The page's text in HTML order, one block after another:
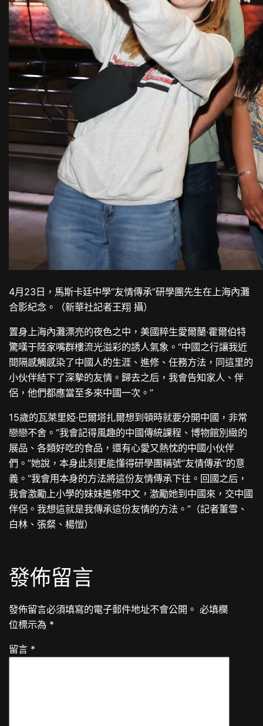
4月23日，馬斯卡廷中學“友情傳承”研學團先生在上海內灘
合影紀念。（新華社記者王翔 攝）
置身上海內灘漂亮的夜色之中，美國粹生愛爾蘭·霍爾伯特
驚嘆于陸家嘴群樓流光溢彩的誘人氣象。“中國之行讓我近
間隔感觸感染了中國人的生涯、進修、任務方法，同這里的
小伙伴結下了深摯的友情。歸去之后，我會告知家人、伴
侶，他們都應當至多來中國一次。”
15歲的瓦萊里婭·巴爾塔扎爾想到頓時就要分開中國，非常
戀戀不舍。“我會記得風趣的中國傳統課程、博物館別緻的
展品、各類好吃的食品，還有心愛又熱忱的中國小伙伴
們。”她說，本身此刻更能懂得研學團稱號“友情傳承”的意
義。“我會用本身的方法將這份友情傳承下往。回國之后，
我會激勵上小學的妹妹進修中文，激勵她到中國來，交中國
伴侶。我想這就是我傳承這份友情的方法。”（記者董雪、
白林、張粲、楊愷）
發佈留言
發佈留言必須填寫的電子郵件地址不會公開。 必填欄
位標示為 *
留言 *